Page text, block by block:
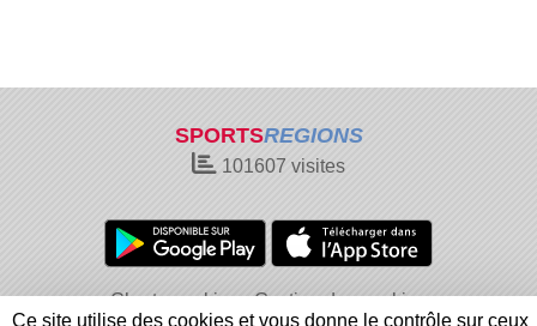
SPORTSREGIONS
101607 visites
Charte cookies
Gestion des cookies
Ce site utilise des cookies et vous donne le contrôle sur ceux